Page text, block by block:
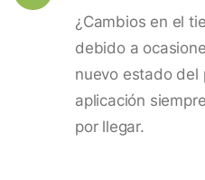
¿Cambios en el
debido a
nuevo estado del
aplicación
por llegar.